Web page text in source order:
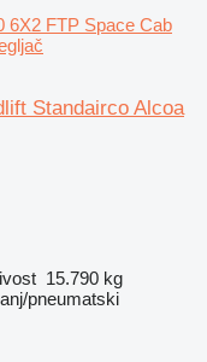
6X2 FTP Space Cab
Standairco Alcoa
15.790 kg
pneumatski